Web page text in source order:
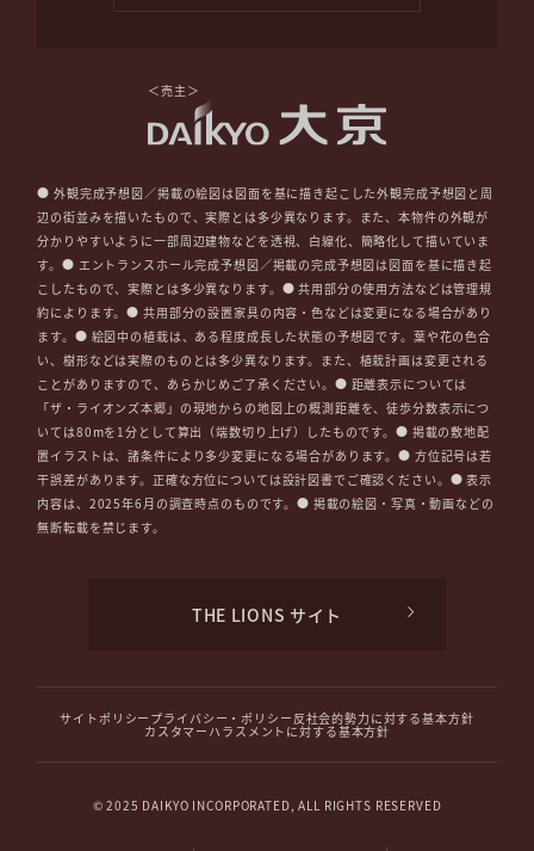
＜売主＞
● 外観完成予想図／掲載の絵図は図面を基に描き起こした外観完成予想図と周
辺の街並みを描いたもので、実際とは多少異なります。また、本物件の外観が
分かりやすいように一部周辺建物などを透視、白線化、簡略化して描いていま
す。● エントランスホール完成予想図／掲載の完成予想図は図面を基に描き起
こしたもので、実際とは多少異なります。● 共用部分の使用方法などは管理規
約によります。● 共用部分の設置家具の内容・⾊などは変更になる場合があり
ます。● 絵図中の植栽は、ある程度成長した状態の予想図です。葉や花の色合
い、樹形などは実際のものとは多少異なります。また、植栽計画は変更される
ことがありますので、あらかじめご了承ください。● 距離表示については
「ザ・ライオンズ本郷」の現地からの地図上の概測距離を、徒歩分数表示につ
いては80mを1分として算出（端数切り上げ）したものです。● 掲載の敷地配
置イラストは、諸条件により多少変更になる場合があります。● 方位記号は若
干誤差があります。正確な方位については設計図書でご確認ください。● 表示
内容は、2025年6月の調査時点のものです。● 掲載の絵図・写真・動画などの
無断転載を禁じます。
THE LIONS サイト
サイトポリシー プライバシー・ポリシー 反社会的勢力に対する基本方針
カスタマーハラスメントに対する基本方針
© 2025 DAIKYO INCORPORATED, ALL RIGHTS RESERVED